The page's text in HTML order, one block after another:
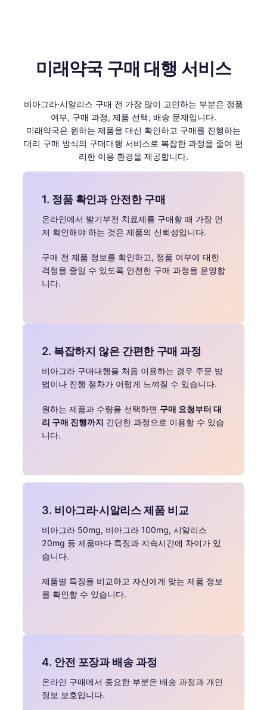
미래약국 구매 대행 서비스
비아그라·시알리스 구매 전 가장 많이 고민하는 부분은 정품
여부, 구매 과정, 제품 선택, 배송 문제입니다.
미래약국은 원하는 제품을 대신 확인하고 구매를 진행하는
대리 구매 방식의 구매대행 서비스로 복잡한 과정을 줄여 편
리한 이용 환경을 제공합니다.
1. 정품 확인과 안전한 구매
온라인에서 발기부전 치료제를 구매할 때 가장 먼
저 확인해야 하는 것은 제품의 신뢰성입니다.
구매 전 제품 정보를 확인하고, 정품 여부에 대한
걱정을 줄일 수 있도록 안전한 구매 과정을 운영합
니다.
2. 복잡하지 않은 간편한 구매 과정
비아그라 구매대행을 처음 이용하는 경우 주문 방
법이나 진행 절차가 어렵게 느껴질 수 있습니다.
원하는 제품과 수량을 선택하면 구매 요청부터 대
리 구매 진행까지 간단한 과정으로 이용할 수 있습
니다.
3. 비아그라·시알리스 제품 비교
비아그라 50mg, 비아그라 100mg, 시알리스
20mg 등 제품마다 특징과 지속시간에 차이가 있
습니다.
제품별 특징을 비교하고 자신에게 맞는 제품 정보
를 확인할 수 있습니다.
4. 안전 포장과 배송 과정
온라인 구매에서 중요한 부분은 배송 과정과 개인
정보 보호입니다.